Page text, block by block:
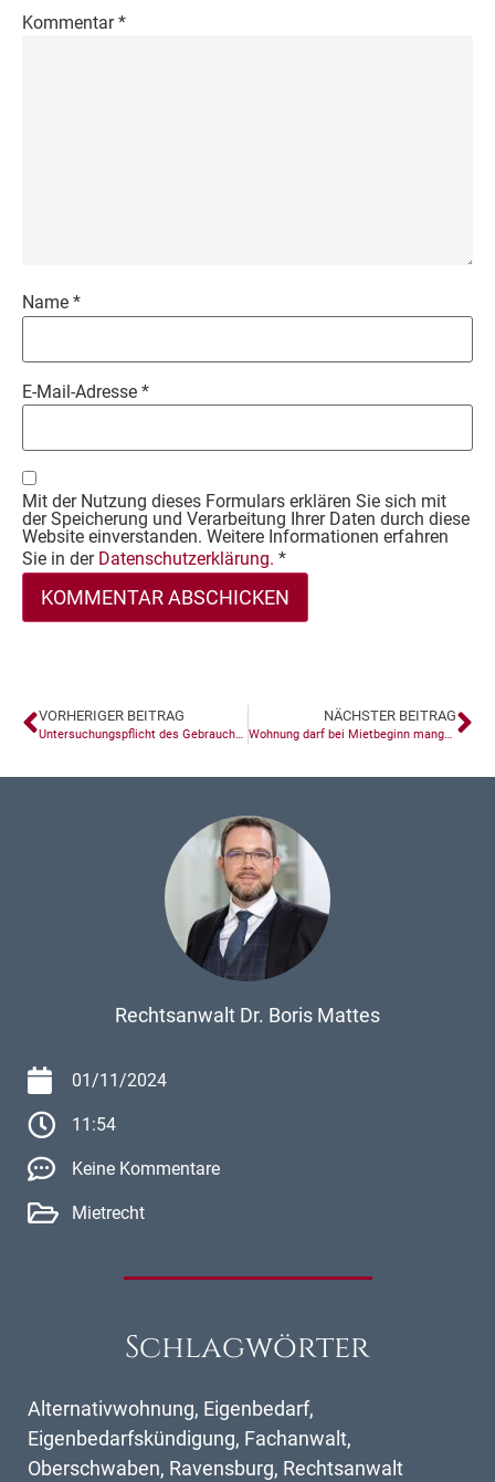
Kommentar*
Name *
E-Mail-Adresse *
Mit der Nutzung dieses Formulars erklären Sie sich mit
der Speicherung und Verarbeitung Ihrer Daten durch diese
Website einverstanden. Weitere Informationen erfahren
Sie in der Datenschutzerklärung. *
VORHERIGER BEITRAG
Untersuchungspflicht des Gebrauchtwagenhändlers bei bekannten Vorschäden
NÄCHSTER BEITRAG
Wohnung darf bei Mietbeginn mangelhaft sein!
Rechtsanwalt Dr. Boris Mattes
01/11/2024
11:54
Keine Kommentare
Mietrecht
Schlagwörter
Alternativwohnung, Eigenbedarf,
Eigenbedarfskündigung, Fachanwalt,
Oberschwaben, Ravensburg, Rechtsanwalt